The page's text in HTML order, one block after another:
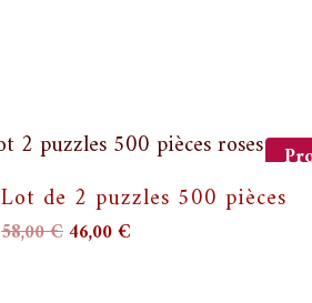
Lot de 2 puzzles 500 pièces
58,00€Le
46,00€